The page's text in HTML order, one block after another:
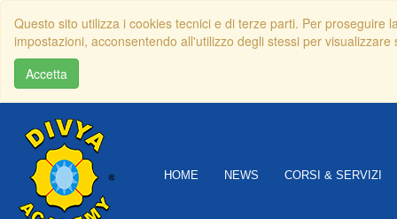
Questo sito utilizza i cookies tecnici e di terze parti. Per
impostazioni, acconsentendo all'utilizzo degli stessi per visualizzare
Accetta
HOME NEWS CORSI & SERVIZI